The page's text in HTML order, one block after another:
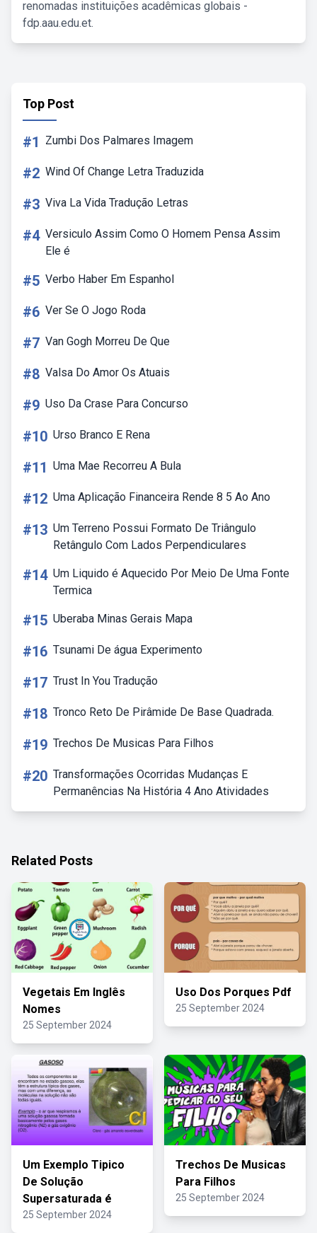
renomadas instituições acadêmicas globais -
fdp.aau.edu.et.
Top Post
#1 Zumbi Dos Palmares Imagem
#2 Wind Of Change Letra Traduzida
#3 Viva La Vida Tradução Letras
#4 Versiculo Assim Como O Homem Pensa Assim
Ele é
#5 Verbo Haber Em Espanhol
#6 Ver Se O Jogo Roda
#7 Van Gogh Morreu De Que
#8 Valsa Do Amor Os Atuais
#9 Uso Da Crase Para Concurso
#10 Urso Branco E Rena
#11 Uma Mae Recorreu A Bula
#12 Uma Aplicação Financeira Rende 8 5 Ao Ano
#13 Um Terreno Possui Formato De Triângulo
Retângulo Com Lados Perpendiculares
#14 Um Liquido é Aquecido Por Meio De Uma Fonte
Termica
#15 Uberaba Minas Gerais Mapa
#16 Tsunami De água Experimento
#17 Trust In You Tradução
#18 Tronco Reto De Pirâmide De Base Quadrada.
#19 Trechos De Musicas Para Filhos
#20 Transformações Ocorridas Mudanças E
Permanências Na História 4 Ano Atividades
Related Posts
Vegetais Em Inglês
Nomes
25 September 2024
Uso Dos Porques Pdf
25 September 2024
Um Exemplo Tipico
De Solução
Supersaturada é
25 September 2024
Trechos De Musicas
Para Filhos
25 September 2024